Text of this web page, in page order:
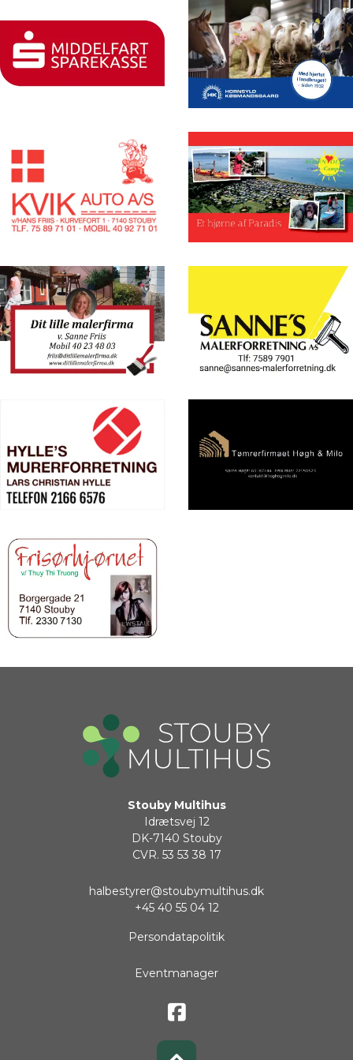
Stouby Multihus
Idrætsvej 12
DK-7140 Stouby
CVR. 53 53 38 17
halbestyrer@stoubymultihus.dk
+45 40 55 04 12
Persondatapolitik
Eventmanager